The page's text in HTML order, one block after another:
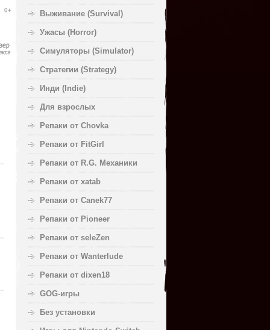
Выживание (Survival)
Ужасы (Horror)
Симуляторы (Simulator)
Стратегии (Strategy)
Инди (Indie)
Для взрослых
Репаки от Chovka
Репаки от FitGirl
Репаки от R.G. Механики
Репаки от xatab
Репаки от Canek77
Репаки от Pioneer
Репаки от seleZen
Репаки от Wanterlude
Репаки от dixen18
GOG-игры
Без установки